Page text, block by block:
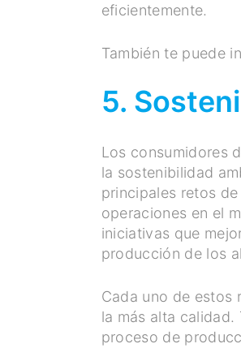
eficientemente.
También te puede
5.
Los consumidores
la sostenibilidad
principales retos
operaciones en el
iniciativas que
producción de los
Cada uno de estos
la más alta
proceso de